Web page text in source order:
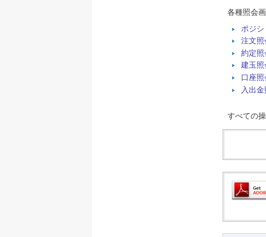
各種照会
ポジ
注文照
約定照
建玉照
口座照
入出
すべての